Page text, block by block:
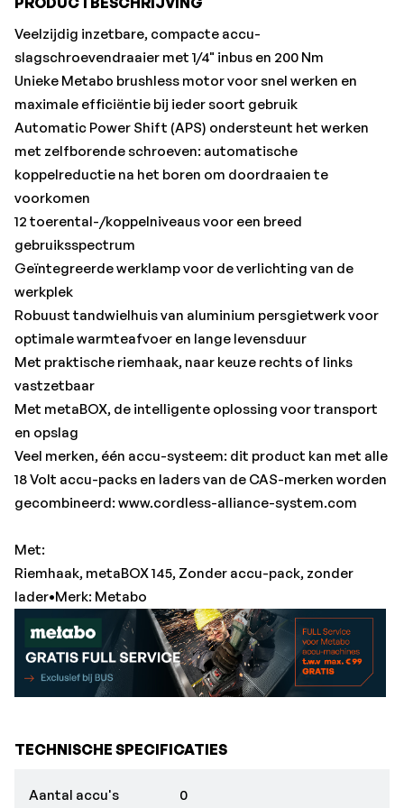
Veel merken, één accu-systeem: dit product kan met alle
18 Volt accu-packs en laders van de CAS-merken worden
gecombineerd: www.cordless-alliance-system.com
Met:
Riemhaak, metaBOX 145, Zonder accu-pack, zonder
lader•Merk: Metabo
Veelzijdig inzetbare, compacte accu-
slagschroevendraaier met 1/4" inbus en 200 Nm
Unieke Metabo brushless motor voor snel werken en
maximale efficiëntie bij ieder soort gebruik
Automatic Power Shift (APS) ondersteunt het werken
met zelfborende schroeven: automatische
koppelreductie na het boren om doordraaien te
voorkomen
12 toerental-/koppelniveaus voor een breed
gebruiksspectrum
Geïntegreerde werklamp voor de verlichting van de
werkplek
Robuust tandwielhuis van aluminium persgietwerk voor
optimale warmteafvoer en lange levensduur
Met praktische riemhaak, naar keuze rechts of links
vastzetbaar
Met metaBOX, de intelligente oplossing voor transport
en opslag
Veel merken, één accu-systeem: dit product kan met alle
18 Volt accu-packs en laders van de CAS-merken worden
gecombineerd: www.cordless-alliance-system.com
Met:
Riemhaak, metaBOX 145, Zonder accu-pack, zonder
lader•Merk: Metabo
TECHNISCHE SPECIFICATIES
Aantal accu's 0